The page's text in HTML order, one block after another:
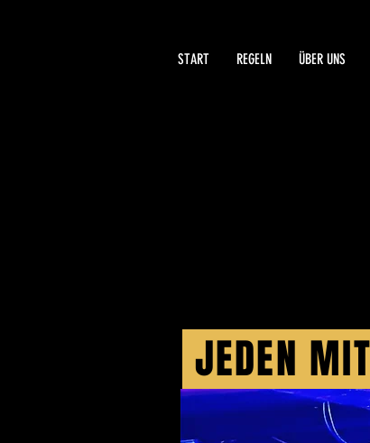
START REGELN ÜBER UNS
JEDEN